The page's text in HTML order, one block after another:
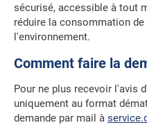
sécurisé, accessible à tout
réduire la consommation
l'environnement.
Comment faire la
Pour ne plus recevoir l'avis
uniquement au format
demande par mail à